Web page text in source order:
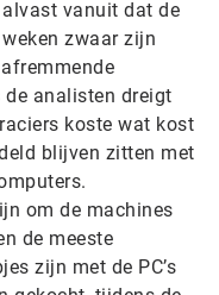
vanuit dat de
zwaar zijn
de analisten dreigt
koste wat kost
blijven zitten met
om de machines
de meeste
zijn met de PC’s